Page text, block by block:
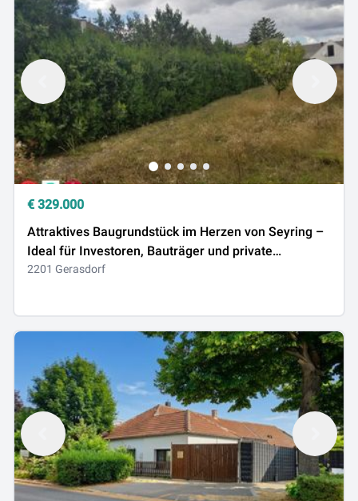
€ 329.000
Attraktives Baugrundstück im Herzen von Seyring –
Ideal für Investoren, Bauträger und private
Immobilienliebhaber
2201 Gerasdorf